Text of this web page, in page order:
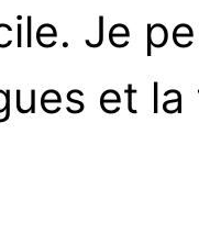
Je
et la